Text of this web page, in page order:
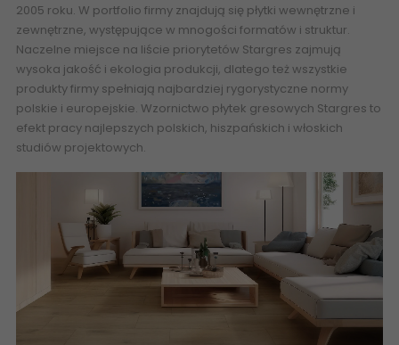
2005 roku. W portfolio firmy znajdują się płytki wewnętrzne i
zewnętrzne, występujące w mnogości formatów i struktur.
Naczelne miejsce na liście priorytetów Stargres zajmują
wysoka jakość i ekologia produkcji, dlatego też wszystkie
produkty firmy spełniają najbardziej rygorystyczne normy
polskie i europejskie. Wzornictwo płytek gresowych Stargres to
efekt pracy najlepszych polskich, hiszpańskich i włoskich
studiów projektowych.